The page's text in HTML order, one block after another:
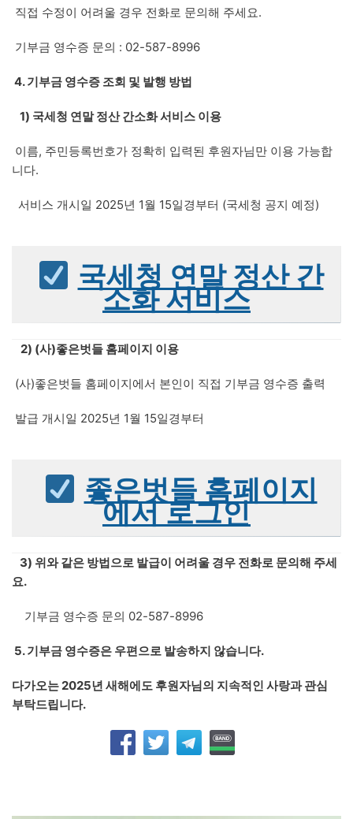
직접 수정이 어려울 경우 전화로 문의해 주세요.
기부금 영수증 문의 : 02-587-8996
4. 기부금 영수증 조회 및 발행 방법
1) 국세청 연말 정산 간소화 서비스 이용
이름, 주민등록번호가 정확히 입력된 후원자님만 이용 가능합
니다.
서비스 개시일 2025년 1월 15일경부터 (국세청 공지 예정)
국세청 연말 정산 간
소화 서비스
2) (사)좋은벗들 홈페이지 이용
(사)좋은벗들 홈페이지에서 본인이 직접 기부금 영수증 출력
발급 개시일 2025년 1월 15일경부터
좋은벗들 홈페이지
에서 로그인
3) 위와 같은 방법으로 발급이 어려울 경우 전화로 문의해 주세
요.
기부금 영수증 문의 02-587-8996
5. 기부금 영수증은 우편으로 발송하지 않습니다.
다가오는 2025년 새해에도 후원자님의 지속적인 사랑과 관심
부탁드립니다.